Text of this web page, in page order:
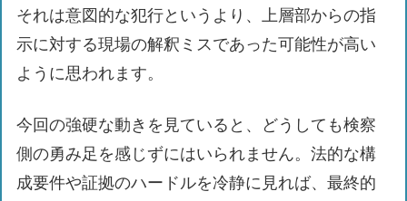
それは意図的な犯行というより、上層部からの指
示に対する現場の解釈ミスであった可能性が高い
ように思われます。
今回の強硬な動きを見ていると、どうしても検察
側の勇み足を感じずにはいられません。法的な構
成要件や証拠のハードルを冷静に見れば、最終的